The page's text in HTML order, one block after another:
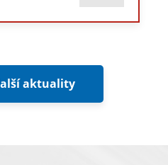
aktuality